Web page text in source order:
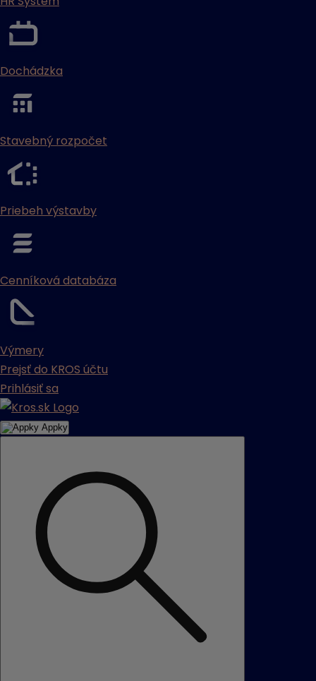
Dochádzka
Stavebný rozpočet
Priebeh výstavby
Cenníková databáza
Výmery
Prejsť do KROS účtu
Prihlásiť sa
Appky